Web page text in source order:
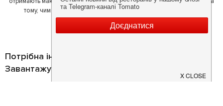
тому, чим він любить займатися більше всього - смачній їжі.
Потрібна інформація про заклад?
Завантажуйте додаток!